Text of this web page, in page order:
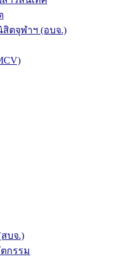
ตจุฬาฯ (อบจ.)
บจ.)
กรรม